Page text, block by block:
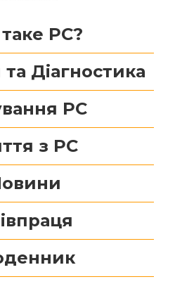
РС?
Діагностика
РС
з РС